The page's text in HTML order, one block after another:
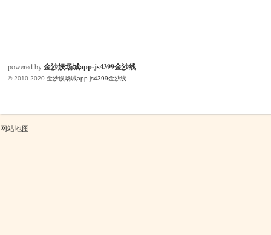
powered by金沙娱场城app-js4399金沙线
© 2010-2020 金沙娱场城app-js4399金沙线
网站地图